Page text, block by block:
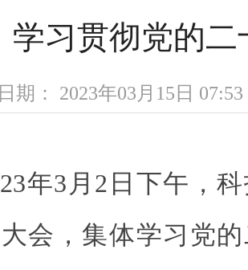
学习贯彻党的二
日期： 2023年03月15日
3月2日下午，科
会，集体学习党